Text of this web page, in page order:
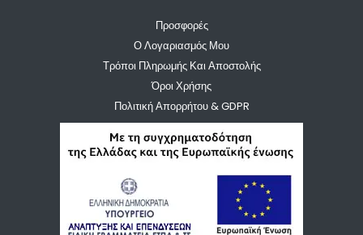
Προσφορές
Ο Λογαριασμός Μου
Τρόποι Πληρωμής Και Αποστολής
Όροι Χρήσης
Πολιτική Απορρήτου & GDPR